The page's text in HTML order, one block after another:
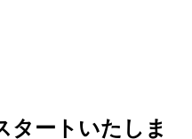
タートいたしま